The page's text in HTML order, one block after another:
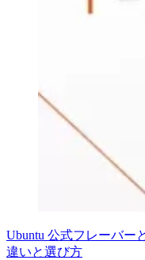
Ubuntu 公式フレーバー
違いと選び方